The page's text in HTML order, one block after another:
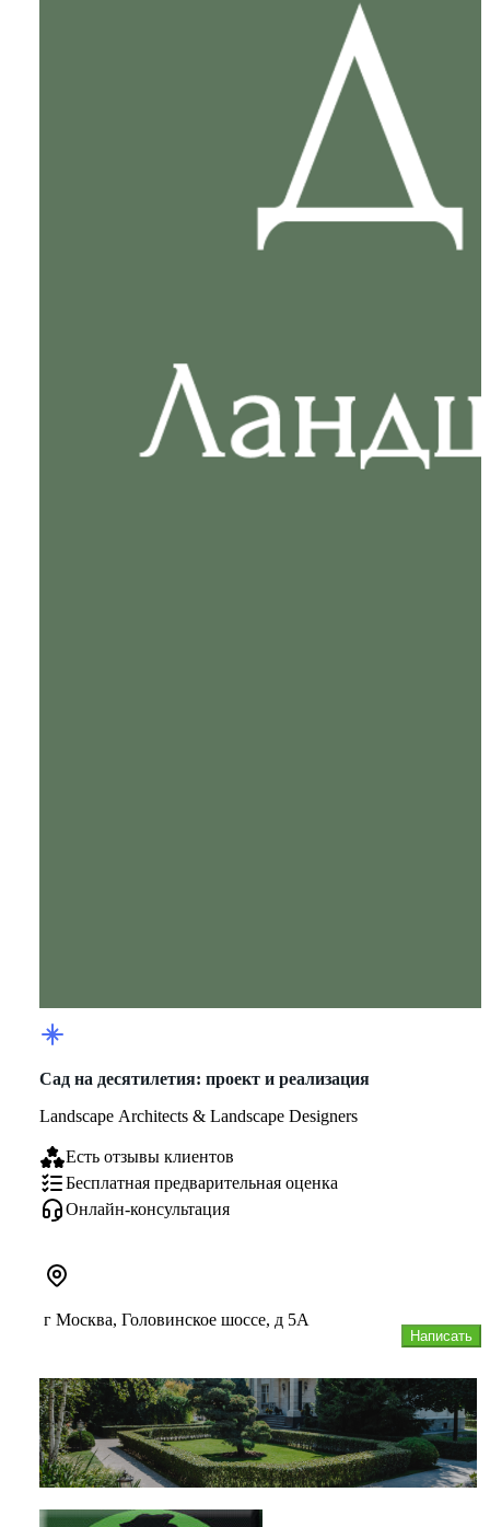
Сад на десятилетия: проект и реализация
Landscape Architects & Landscape Designers
Есть отзывы клиентов
Бесплатная предварительная оценка
Онлайн-консультация
Написать
г Москва, Головинское шоссе, д 5А